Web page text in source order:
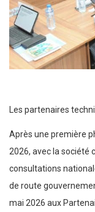
Les partenaires
Après une première
2026, avec la société
consultations
de route
mai 2026 aux